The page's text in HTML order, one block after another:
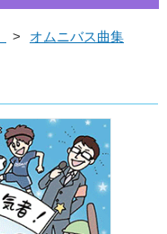
> オムニバス曲集